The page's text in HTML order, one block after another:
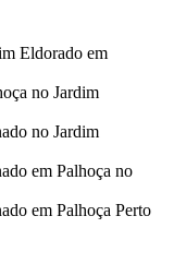
Eldorado em
no Jardim
no Jardim
em Palhoça no
em Palhoça Perto